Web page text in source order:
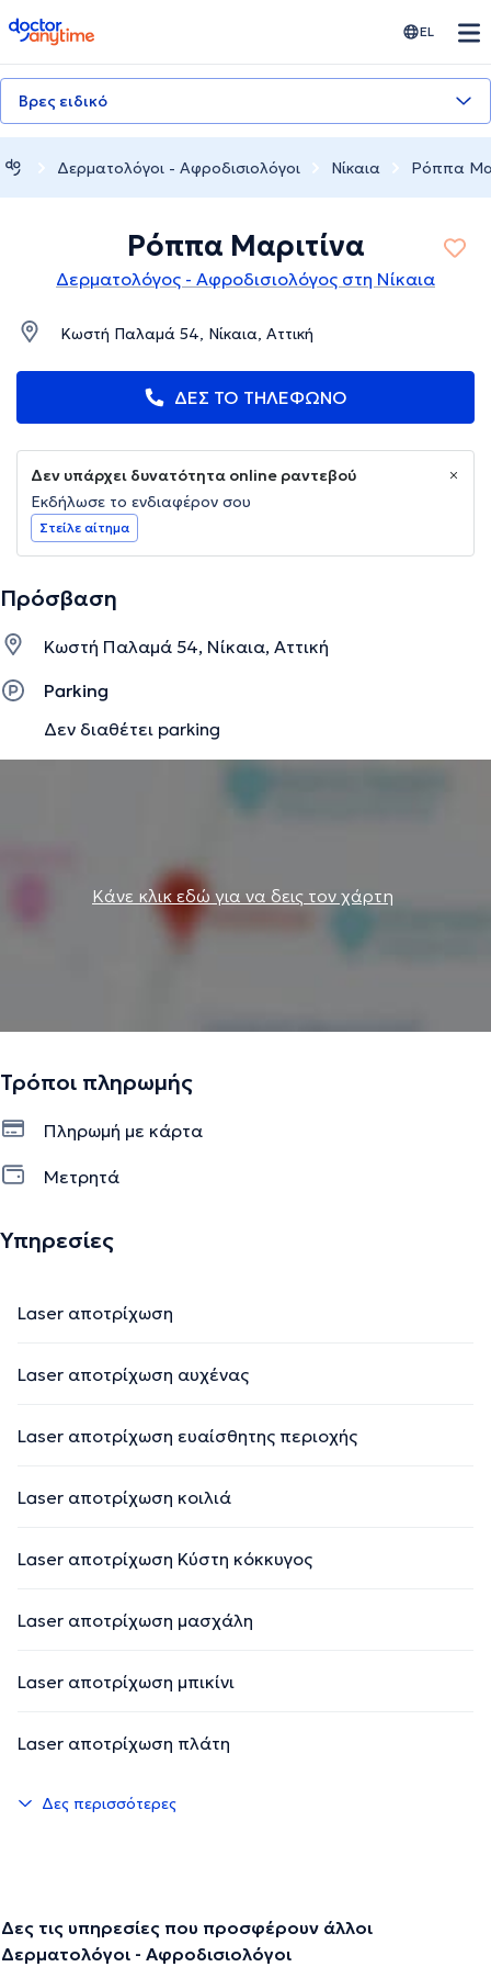
doctoranytime EL
Βρες ειδικό
Δερματολόγοι - Αφροδισιολόγοι Νίκαια Ρόππα
Ρόππα Μαριτίνα
Δερματολόγος - Αφροδισιολόγος στη Νίκαια
Κωστή Παλαμά 54, Νίκαια, Αττική
ΔΕΣ ΤΟ ΤΗΛΕΦΩΝΟ
Δεν υπάρχει δυνατότητα online ραντεβού
Εκδήλωσε το ενδιαφέρον σου
Στείλε αίτημα
Πρόσβαση
Κωστή Παλαμά 54, Νίκαια, Αττική
Parking
Δεν διαθέτει parking
Κάνε κλικ εδώ για να δεις τον χάρτη
Τρόποι πληρωμής
Πληρωμή με κάρτα
Μετρητά
Υπηρεσίες
Laser αποτρίχωση
Laser αποτρίχωση αυχένας
Laser αποτρίχωση ευαίσθητης περιοχής
Laser αποτρίχωση κοιλιά
Laser αποτρίχωση Κύστη κόκκυγος
Laser αποτρίχωση μασχάλη
Laser αποτρίχωση μπικίνι
Laser αποτρίχωση πλάτη
Δες περισσότερες
Δες τις υπηρεσίες που προσφέρουν άλλοι
Δερματολόγοι - Αφροδισιολόγοι